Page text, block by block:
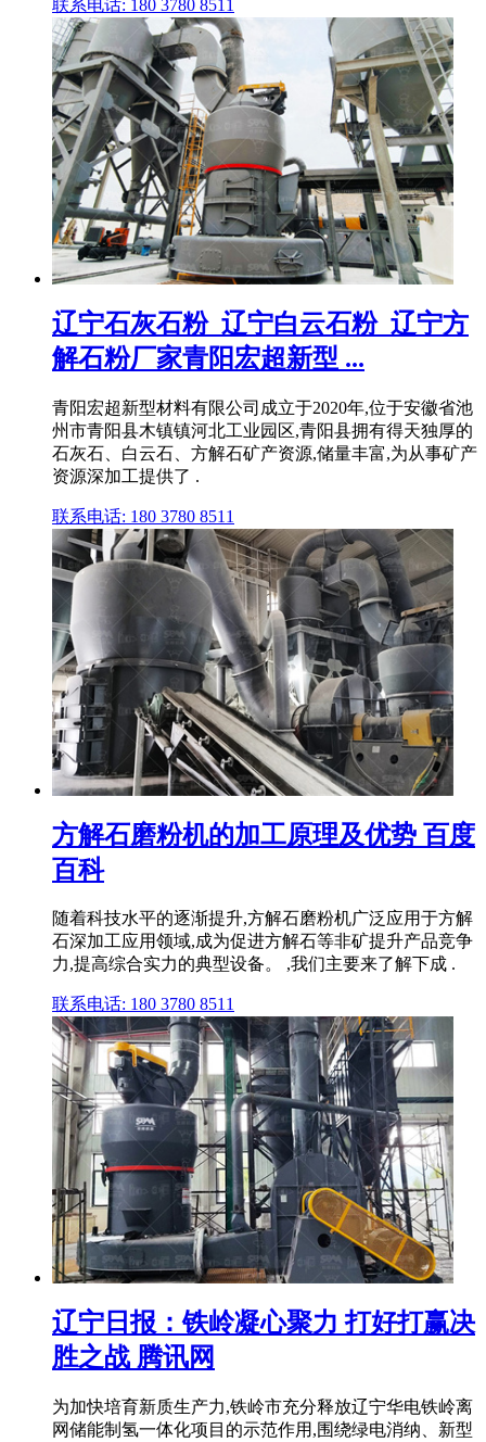
联系电话: 180 3780 8511
辽宁石灰石粉_辽宁白云石粉_辽宁方
解石粉厂家青阳宏超新型 ...
青阳宏超新型材料有限公司成立于2020年,位于安徽省池
州市青阳县木镇镇河北工业园区,青阳县拥有得天独厚的
石灰石、白云石、方解石矿产资源,储量丰富,为从事矿产
资源深加工提供了 .
联系电话: 180 3780 8511
方解石磨粉机的加工原理及优势 百度
百科
随着科技水平的逐渐提升,方解石磨粉机广泛应用于方解
石深加工应用领域,成为促进方解石等非矿提升产品竞争
力,提高综合实力的典型设备。 ,我们主要来了解下成 .
联系电话: 180 3780 8511
辽宁日报：铁岭凝心聚力 打好打赢决
胜之战 腾讯网
为加快培育新质生产力,铁岭市充分释放辽宁华电铁岭离
网储能制氢一体化项目的示范作用,围绕绿电消纳、新型